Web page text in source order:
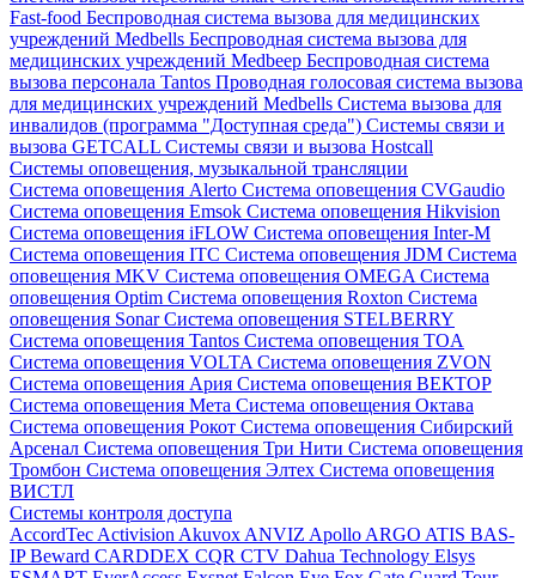
Fast-food Беспроводная система вызова для медицинских
учреждений Medbells Беспроводная система вызова для
медицинских учреждений Medbeep Беспроводная система
вызова персонала Tantos Проводная голосовая система вызова
для медицинских учреждений Medbells Система вызова для
инвалидов (программа "Доступная среда") Системы связи и
вызова GETCALL Системы связи и вызова Hostcall
Системы оповещения, музыкальной трансляции
Система оповещения Alerto Система оповещения CVGaudio
Система оповещения Emsok Система оповещения Hikvision
Система оповещения iFLOW Система оповещения Inter-M
Система оповещения ITC Система оповещения JDM Система
оповещения MKV Система оповещения OMEGA Система
оповещения Optim Система оповещения Roxton Система
оповещения SonarСистема оповещения STELBERRY
Система оповещения Tantos Система оповещения TOA
Система оповещения VOLTA Система оповещения ZVON
Система оповещения Ария Система оповещения ВЕКТОР
Система оповещения Мета Система оповещения Октава
Система оповещения Рокот Система оповещения Сибирский
Арсенал Система оповещения Три Нити Система оповещения
Тромбон Система оповещения Элтех Система оповещения
ВИСТЛ
Системы контроля доступа
AccordTec Activision Akuvox ANVIZ Apollo ARGO ATIS BAS-
IPBeward CARDDEX CQR CTV Dahua Technology Elsys